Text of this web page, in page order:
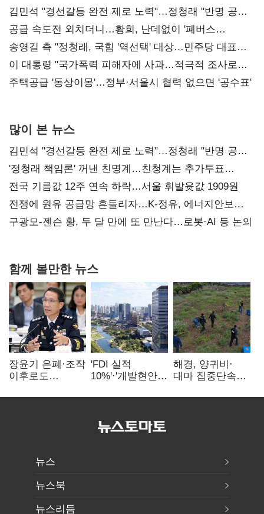
김민석 "경선갈등 완전 제로 노력"…정청래 "반명 공세
사과부터"
공급 속도전 외치더니…황희, 난데없이 '폐버스
리모델링' 제안
송영길 측 "정청래, 국힘 '역선택' 대상…민주당 대표로
총선 지휘 못해"
이 대통령 "국가폭력 피해자에 사과…적극적 조사로
진실 밝혀야"
주택공급 '동상이몽'…정부·서울시 협력 없으면 '공수표'
많이 본 뉴스
김민석 "경선갈등 완전 제로 노력"…정청래 "반명 공세
사과부터"
'정청래 책임론' 꺼낸 친명계…친청계는 추가투표
때리기
전국 기름값 12주 연속 하락…서울 휘발윳값 1909원
전쟁에 원유 공급망 흔들리자…K-정유, 에너지안보
핵심으로 재부상
구광모-젠슨 황, 두 달 만에 또 만난다…로봇·AI 등 논의
함께 볼만한 뉴스
장윤기 은폐·조작
이후로도
내부비위…경찰
'FDI 실적
10%'·'개발현안
인천경제청장
해경, 양귀비·
대마 집중단속…
249명 검거
뉴스
뉴스북
뉴스리듬